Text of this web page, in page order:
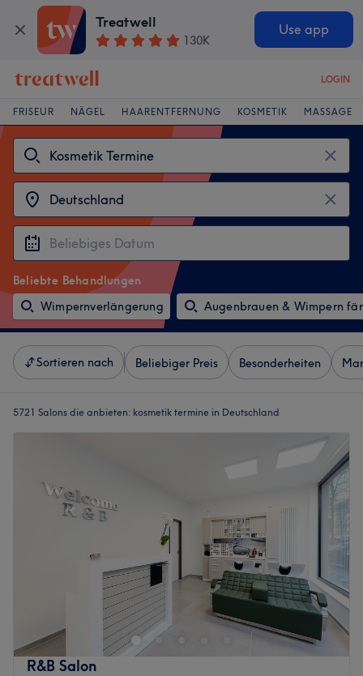
Treatwell
130K
Use app
LOGIN
FRISEUR NÄGEL HAARENTFERNUNG KOSMETIK MASSAGE
Beliebte Behandlungen
Wimpernverlängerung
Augenbrauen & Wimpern
Sortieren nach Beliebiger Preis Besonderheiten
5721 Salons die anbieten: kosmetik termine in Deutschland
R&B Salon